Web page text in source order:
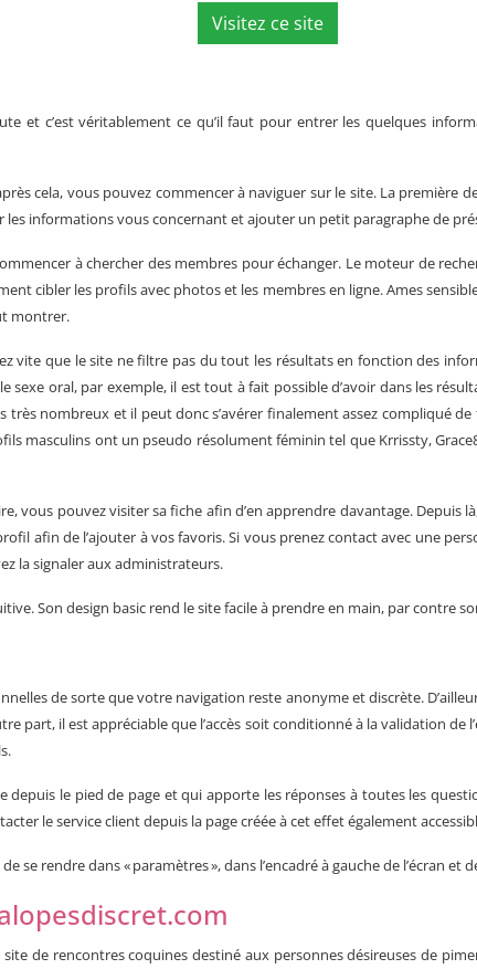
Visitez ce site
et c’est véritablement ce qu’il faut pour entrer les quelques
cela, vous pouvez commencer à naviguer sur le site. La première
informations vous concernant et ajouter un petit paragraphe de
à chercher des membres pour échanger. Le moteur de
cibler les profils avec photos et les membres en ligne. Ames
montrer.
vite que le site ne filtre pas du tout les résultats en fonction des
sexe oral, par exemple, il est tout à fait possible d’avoir dans les
très nombreux et il peut donc s’avérer finalement assez compliqué
masculins ont un pseudo résolument féminin tel que Krrissty,
vous pouvez visiter sa fiche afin d’en apprendre davantage. Depuis
afin de l’ajouter à vos favoris. Si vous prenez contact avec une
la signaler aux administrateurs.
Son design basic rend le site facile à prendre en main, par contre
de sorte que votre navigation reste anonyme et discrète.
part, il est appréciable que l’accès soit conditionné à la validation de
depuis le pied de page et qui apporte les réponses à toutes les
le service client depuis la page créée à cet effet également
se rendre dans « paramètres », dans l’encadré à gauche de l’écran et
site de rencontres coquines destiné aux personnes désireuses de